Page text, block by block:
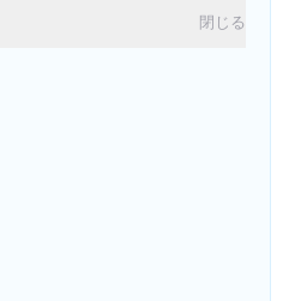
閉じる